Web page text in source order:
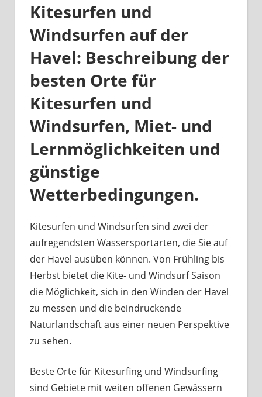
Kitesurfen und
Windsurfen auf der
Havel: Beschreibung der
besten Orte für
Kitesurfen und
Windsurfen, Miet- und
Lernmöglichkeiten und
günstige
Wetterbedingungen.
Kitesurfen und Windsurfen sind zwei der
aufregendsten Wassersportarten, die Sie auf
der Havel ausüben können. Von Frühling bis
Herbst bietet die Kite- und Windsurf Saison
die Möglichkeit, sich in den Winden der Havel
zu messen und die beindruckende
Naturlandschaft aus einer neuen Perspektive
zu sehen.
Beste Orte für Kitesurfing und Windsurfing
sind Gebiete mit weiten offenen Gewässern